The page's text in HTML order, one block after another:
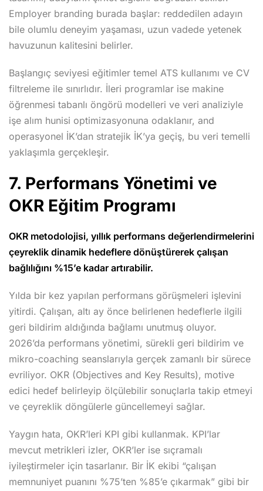
Employer branding burada başlar: reddedilen adayın
bile olumlu deneyim yaşaması, uzun vadede yetenek
havuzunun kalitesini belirler.
Başlangıç seviyesi eğitimler temel ATS kullanımı ve CV
filtreleme ile sınırlıdır. İleri programlar ise makine
öğrenmesi tabanlı öngörü modelleri ve veri analiziyle
işe alım hunisi optimizasyonuna odaklanır, and
operasyonel İK’dan stratejik İK’ya geçiş, bu veri temelli
yaklaşımla gerçekleşir.
7. Performans Yönetimi ve
OKR Eğitim Programı
OKR metodolojisi, yıllık performans değerlendirmelerini
çeyreklik dinamik hedeflere dönüştürerek çalışan
bağlılığını %15’e kadar artırabilir.
Yılda bir kez yapılan performans görüşmeleri işlevini
yitirdi. Çalışan, altı ay önce belirlenen hedeflerle ilgili
geri bildirim aldığında bağlamı unutmuş oluyor.
2026’da performans yönetimi, sürekli geri bildirim ve
mikro-coaching seanslarıyla gerçek zamanlı bir sürece
evriliyor. OKR (Objectives and Key Results), motive
edici hedef belirleyip ölçülebilir sonuçlarla takip etmeyi
ve çeyreklik döngülerle güncellemeyi sağlar.
Yaygın hata, OKR’leri KPI gibi kullanmak. KPI’lar
mevcut metrikleri izler, OKR’ler ise sıçramalı
iyileştirmeler için tasarlanır. Bir İK ekibi “çalışan
memnuniyet puanını %75’ten %85’e çıkarmak” gibi bir